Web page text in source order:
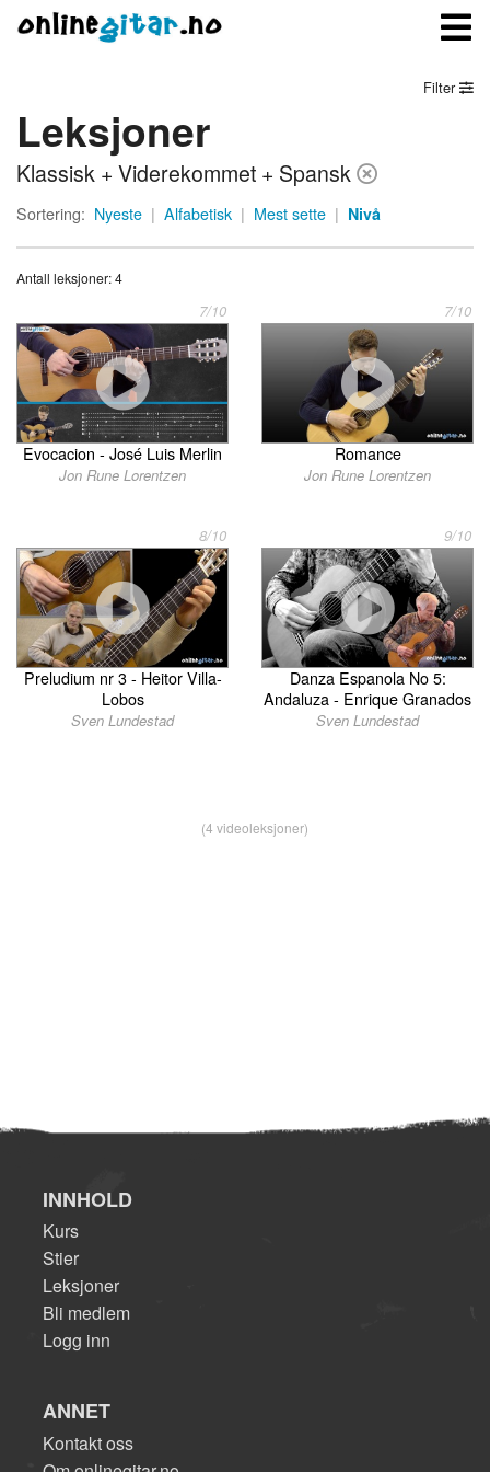
Meny
Logg inn
Kontakt oss
Om onlinegitar.no
Filter
Leksjoner
Klassisk + Viderekommet + Spansk
Sortering: Nyeste | Alfabetisk | Mest sette | Nivå
Antall leksjoner: 4
7/10
Evocacion - José Luis Merlin
Jon Rune Lorentzen
7/10
Romance
Jon Rune Lorentzen
8/10
Preludium nr 3 - Heitor Villa-
Lobos
Sven Lundestad
9/10
Danza Espanola No 5:
Andaluza - Enrique Granados
Sven Lundestad
(4 videoleksjoner)
INNHOLD
Kurs
Stier
Leksjoner
Bli medlem
Logg inn
ANNET
Kontakt oss